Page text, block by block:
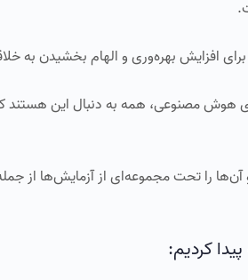
افزایش بهره‌وری و الهام بخشیدن به
آن‌ها را تحت مجموعه‌ای از آزمایش‌ها از
کردیم: